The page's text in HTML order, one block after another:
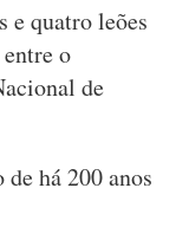
e quatro leões
o
de
há 200 anos